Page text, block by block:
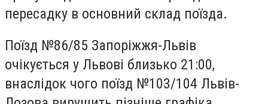
пересадку в основний склад поїзда.
Поїзд №86/85 Запоріжжя-Львів
очікується у Львові близько 21:00,
внаслідок чого поїзд №103/104 Львів-